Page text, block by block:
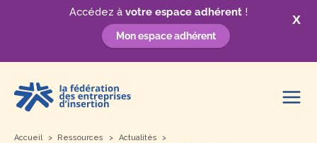
X
Accédez à votre espace adhérent !
Mon espace adhérent
contenu
Accueil Ressources
Actualités